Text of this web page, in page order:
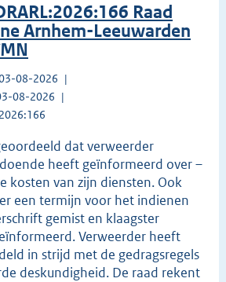
Raad
Arnhem-Leeuwarden
08-2026
08-2026
dat verweerder
heeft geïnformeerd over –
kosten van zijn diensten. Ook
een termijn voor het indienen
gemist en klaagster
Verweerder heeft
in strijd met de gedragsregels
deskundigheid. De raad rekent